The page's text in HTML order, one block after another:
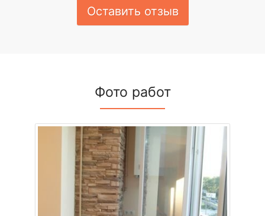
Оставить отзыв
Фото работ